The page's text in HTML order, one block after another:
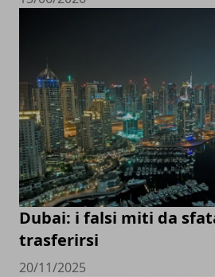
Dubai: i falsi miti da
trasferirsi
20/11/2025